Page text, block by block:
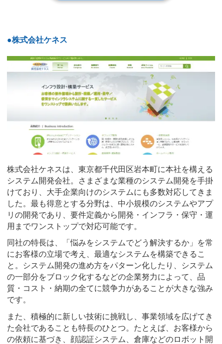
●株式会社ケネス
株式会社ケネスは、東京都千代田区岩本町に本社を構える
システム開発会社。さまざまな業種のシステム開発を手掛
けており、大手企業向けのシステムにも多数対応してきま
した。最も得意とする分野は、中小規模のシステムやアプ
リの開発であり、要件定義から開発・インフラ・保守・運
用までワンストップで対応可能です。
同社の特長は、「悩みをシステムでどう解決するか」を常
にお客様の立場で考え、最適なシステムを構築できるこ
と。システム開発の進め方をパターン化したり、システム
の一部分をブロック化するなどの企業努力によって、品
質・コスト・納期の全てに競争力があることが大きな強み
です。
また、積極的に新しい技術に挑戦し、事業領域を広げてき
た会社であることも特長のひとつ。たとえば、お客様から
の依頼に基づき、顔認証システム、倉庫などのロボット開